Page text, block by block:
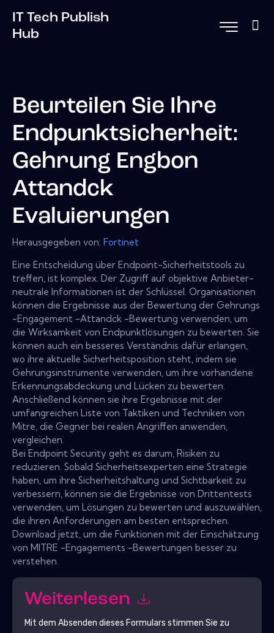
IT Tech Publish
Hub
Beurteilen Sie Ihre
Endpunktsicherheit:
Gehrung Engbon
Attandck
Evaluierungen
Herausgegeben von: Fortinet
Eine Entscheidung über Endpoint-Sicherheitstools zu
treffen, ist komplex. Der Zugriff auf objektive Anbieter-
neutrale Informationen ist der Schlüssel. Organisationen
können die Ergebnisse aus der Bewertung der Gehrungs
-Engagement -Attandck -Bewertung verwenden, um
die Wirksamkeit von Endpunktlösungen zu bewerten. Sie
können auch ein besseres Verständnis dafür erlangen,
wo ihre aktuelle Sicherheitsposition steht, indem sie
Gehrungsinstrumente verwenden, um ihre vorhandene
Erkennungsabdeckung und Lücken zu bewerten.
Anschließend können sie ihre Ergebnisse mit der
umfangreichen Liste von Taktiken und Techniken von
Mitre, die Gegner bei realen Angriffen anwenden,
vergleichen.
Bei Endpoint Security geht es darum, Risiken zu
reduzieren. Sobald Sicherheitsexperten eine Strategie
haben, um ihre Sicherheitshaltung und Sichtbarkeit zu
verbessern, können sie die Ergebnisse von Drittentests
verwenden, um Lösungen zu bewerten und auszuwählen,
die ihren Anforderungen am besten entsprechen.
Download jetzt, um die Funktionen mit der Einschätzung
von MITRE -Engagements -Bewertungen besser zu
verstehen.
Weiterlesen
Mit dem Absenden dieses Formulars stimmen Sie zu